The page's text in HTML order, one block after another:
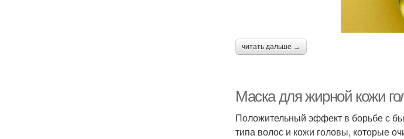
читать дальше →
Маска для жирной кожи
Положительный эффект в борьбе с
типа волос и кожи головы, которые